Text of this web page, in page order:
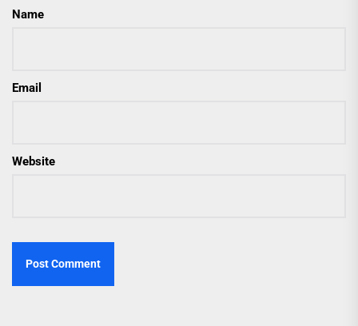
Name
Email
Website